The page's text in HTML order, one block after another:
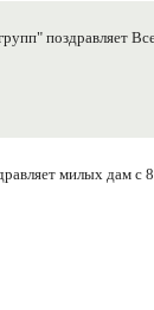
поздравляет
милых дам с